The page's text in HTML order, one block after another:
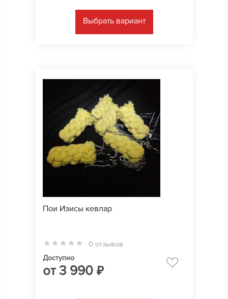
Выбрать вариант
Пои Изисы кевлар
0 отзывов
Доступно
от3 990 ₽